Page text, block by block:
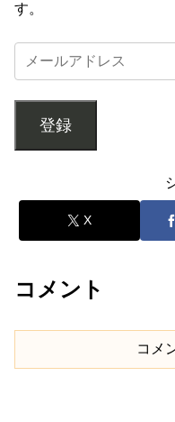
す。
登録
X
コメント
コメ